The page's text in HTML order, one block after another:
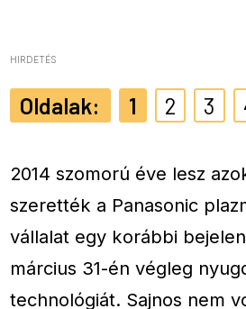
HIRDETÉS
1 2 3
2014 szomorú éve lesz
szerették a Panasonic
vállalat egy korábbi
március 31-én végleg
technológiát. Sajnos nem